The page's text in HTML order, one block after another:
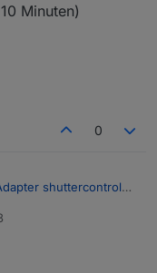
Minuten)
0
shuttercontrol